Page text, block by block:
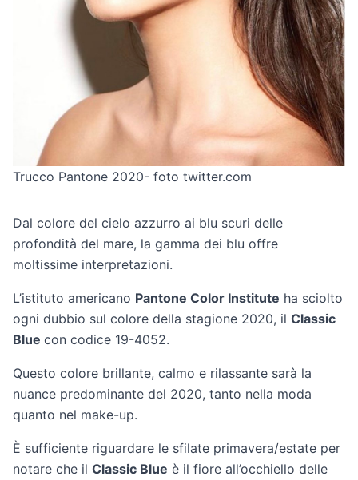
Trucco Pantone 2020- foto twitter.com
Dal colore del cielo azzurro ai blu scuri delle
profondità del mare, la gamma dei blu offre
moltissime interpretazioni.
L’istituto americano Pantone Color Institute ha sciolto
ogni dubbio sul colore della stagione 2020, il Classic
Blue con codice 19-4052.
Questo colore brillante, calmo e rilassante sarà la
nuance predominante del 2020, tanto nella moda
quanto nel make-up.
È sufficiente riguardare le sfilate primavera/estate per
notare che il Classic Blue è il fiore all’occhiello delle